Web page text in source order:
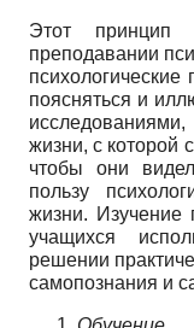
Этот принцип
преподавании
поясняться и
жизни, с которой
чтобы они
пользу
жизни. Изучение
учащихся
решении
самопознания и